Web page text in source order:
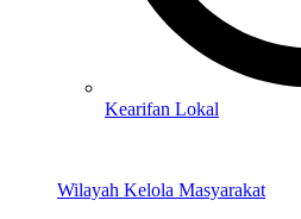
Kearifan Lokal
Wilayah Kelola Masyarakat